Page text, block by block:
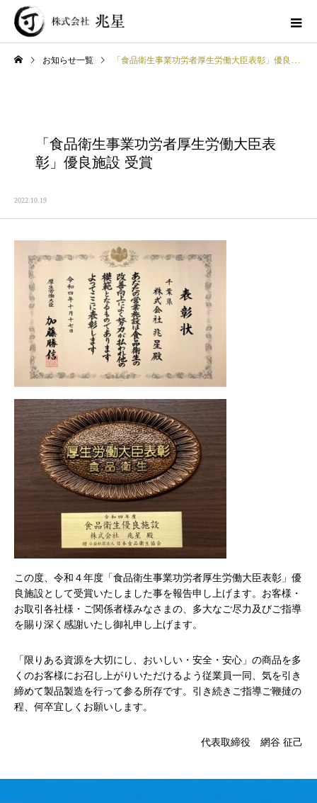
お知らせ一覧 「食品衛生事業功労者厚生労働大臣表彰」優良施設 受賞
「食品衛生事業功労者厚生労働大臣表
彰」優良施設 受賞
2022.10.19
この度、令和４年度「食品衛生事業功労者厚生労働大臣表彰」優
良施設として受賞いたしました事を報告申し上げます。お客様・
お取引各社様・ご関係者様みなさまの、多大なご尽力及びご指導
を賜り深く感謝いたし御礼申し上げます。
「限りある資源を大切にし、おいしい・安全・安心」の商品を多
くのお客様にお召し上がりいただけるよう従業員一同、気を引き
締めて製品製造を行って参る所存です。引き続きご指導ご鞭撻の
程、何卒宜しくお願いします。
代表取締役 網谷 征己